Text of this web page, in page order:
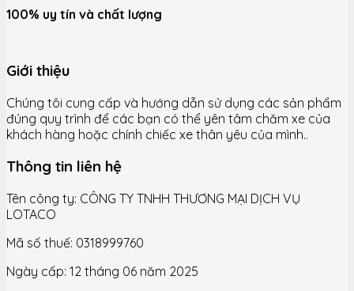
100% uy tín và chất lượng
Giới thiệu
Chúng tôi cung cấp và hướng dẫn sử dụng các sản phẩm
đúng quy trình để các bạn có thể yên tâm chăm xe của
khách hàng hoặc chính chiếc xe thân yêu của mình..
Thông tin liên hệ
Tên công ty: CÔNG TY TNHH THƯƠNG MẠI DỊCH VỤ
LOTACO
Mã số thuế: 0318999760
Ngày cấp: 12 tháng 06 năm 2025